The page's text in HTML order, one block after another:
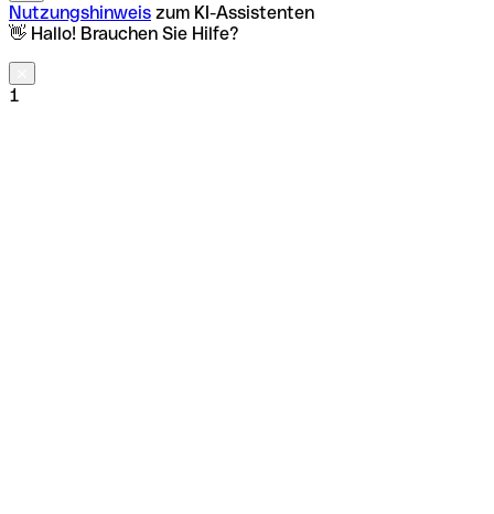
Nutzungshinweis zum KI-Assistenten
👋 Hallo! Brauchen Sie Hilfe?
1